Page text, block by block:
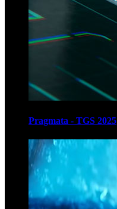
Pragmata - TGS 2025